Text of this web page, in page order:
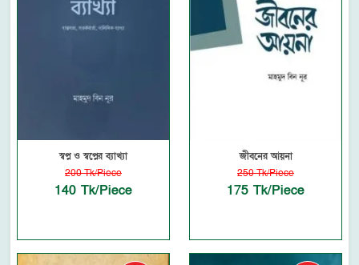
স্বপ্ন ও স্বপ্নের ব্যাখ্যা
200 Tk/Piece
140 Tk/Piece
জীবনের আয়না
250 Tk/Piece
175 Tk/Piece